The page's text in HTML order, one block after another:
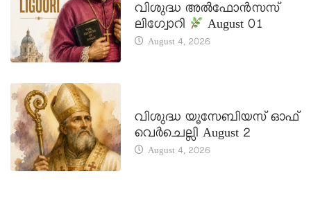
വിശുദ്ധ അൽഫോൻസസ്
ലിഗ്വോറി
August 01
August 4, 2026
വിശുദ്ധ യൂസേബിയസ് ഓഫ്
വെർചെല്ലി August 2
August 4, 2026